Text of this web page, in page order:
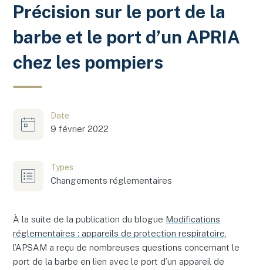
Précision sur le port de la
barbe et le port d’un APRIA
chez les pompiers
Date
9 février 2022
Types
Changements réglementaires
À la suite de la publication du blogue Modifications
réglementaires : appareils de protection respiratoire
l’APSAM a reçu de nombreuses questions concernant le
port de la barbe en lien avec le port d’un appareil de